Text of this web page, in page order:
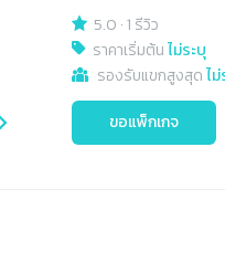
5.0 ·1 รีวิว
ราคาเริ่มต้นไม่ระบุ
รองรับแขกสูงสุดไ
ขอแพ็กเกจ